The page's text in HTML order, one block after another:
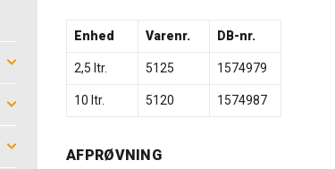
Enhed Varenr. DB-nr.
2,5 ltr. 5125 1574979
10 ltr. 5120 1574987
AFPRØVNING